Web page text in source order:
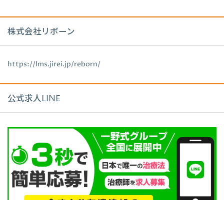
株式会社リボーン
https://lms.jirei.jp/reborn/
公式求人LINE